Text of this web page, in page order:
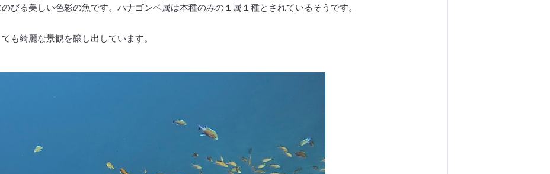
びる美しい色彩の魚です。ハナゴンベ属は本種のみの１属１種とされているそうです。
も綺麗な景観を醸し出しています。